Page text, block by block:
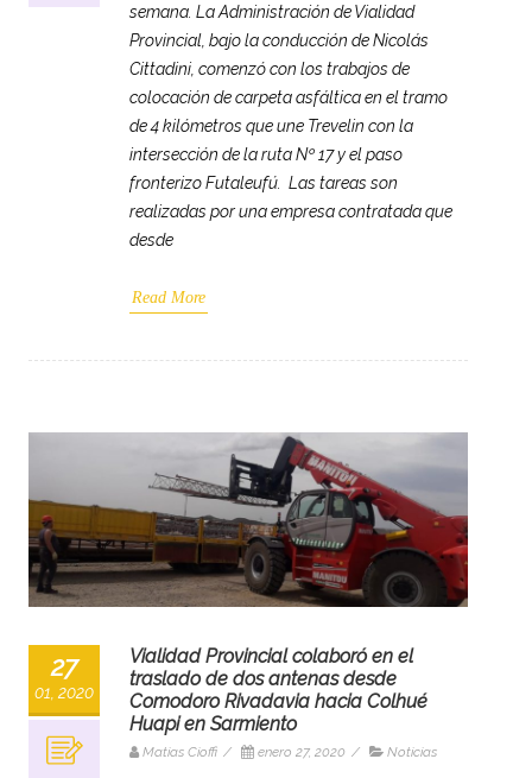
semana. La Administración de Vialidad
Provincial, bajo la conducción de Nicolás
Cittadini, comenzó con los trabajos de
colocación de carpeta asfáltica en el tramo
de 4 kilómetros que une Trevelin con la
intersección de la ruta Nº 17 y el paso
fronterizo Futaleufú. Las tareas son
realizadas por una empresa contratada que
desde
Read More
27
01, 2020
Vialidad Provincial colaboró en el
traslado de dos antenas desde
Comodoro Rivadavia hacia Colhué
Huapi en Sarmiento
Matias Cioffi / enero 27, 2020 / Noticias